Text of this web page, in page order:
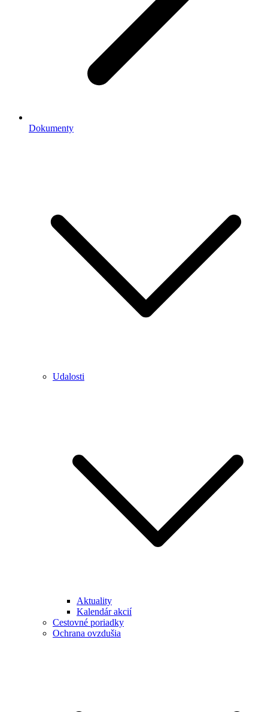
Dokumenty
Udalosti
Aktuality
Kalendár akcií
Cestovné poriadky
Ochrana ovzdušia